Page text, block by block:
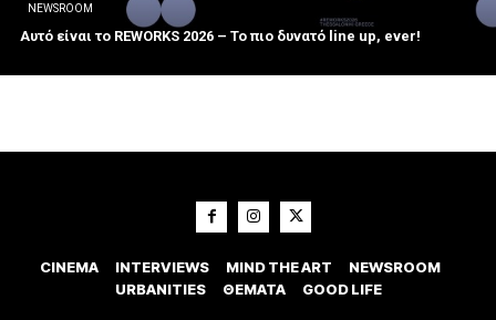
NEWSROOM
Αυτό είναι το REWORKS 2026 – Το πιο δυνατό line up, ever!
CINEMA INTERVIEWS MIND THE ART
NEWSROOM
URBANITIES
ΘΕΜΑΤΑ GOOD LIFE